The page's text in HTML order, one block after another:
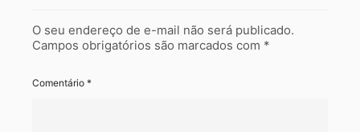
O seu endereço de e-mail não será publicado.
Campos obrigatórios são marcados com *
Comentário *